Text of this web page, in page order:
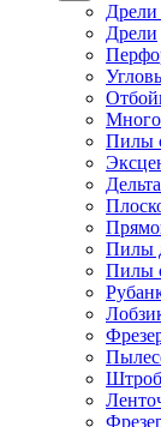
Дрели
Дрели
Пилы
Пилы
Пилы